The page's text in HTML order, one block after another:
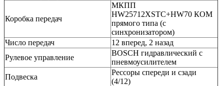
Коробка передач
МКПП
HW25712XSTC+HW70 КОМ
прямого типа (c
синхронизатором)
Число передач
12 вперед, 2 назад
Рулевое управление
BOSCH гидравлический с
пневмоусилителем
Подвеска
Рессоры спереди и сзади
(4/12)